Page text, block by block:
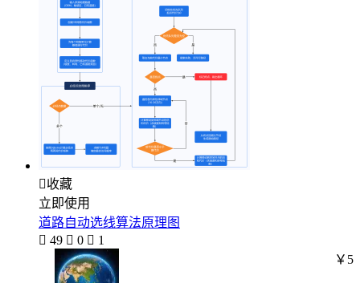
收藏
立即使用
道路自动选线算法原理图
 49  0  1
￥5